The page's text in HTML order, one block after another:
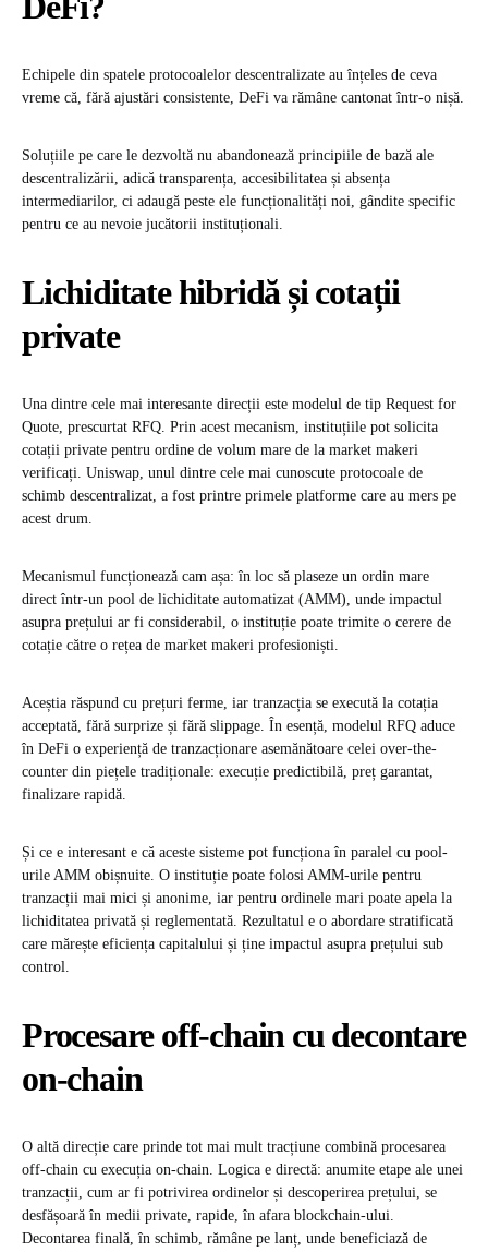
Echipele din spatele protocoalelor descentralizate au înțeles de ceva
vreme că, fără ajustări consistente, DeFi va rămâne cantonat într-o nișă.
Soluțiile pe care le dezvoltă nu abandonează principiile de bază ale
descentralizării, adică transparența, accesibilitatea și absența
intermediarilor, ci adaugă peste ele funcționalități noi, gândite specific
pentru ce au nevoie jucătorii instituționali.
Lichiditate hibridă și cotații
private
Una dintre cele mai interesante direcții este modelul de tip Request for
Quote, prescurtat RFQ. Prin acest mecanism, instituțiile pot solicita
cotații private pentru ordine de volum mare de la market makeri
verificați. Uniswap, unul dintre cele mai cunoscute protocoale de
schimb descentralizat, a fost printre primele platforme care au mers pe
acest drum.
Mecanismul funcționează cam așa: în loc să plaseze un ordin mare
direct într-un pool de lichiditate automatizat (AMM), unde impactul
asupra prețului ar fi considerabil, o instituție poate trimite o cerere de
cotație către o rețea de market makeri profesioniști.
Aceștia răspund cu prețuri ferme, iar tranzacția se execută la cotația
acceptată, fără surprize și fără slippage. În esență, modelul RFQ aduce
în DeFi o experiență de tranzacționare asemănătoare celei over-the-
counter din piețele tradiționale: execuție predictibilă, preț garantat,
finalizare rapidă.
Și ce e interesant e că aceste sisteme pot funcționa în paralel cu pool-
urile AMM obișnuite. O instituție poate folosi AMM-urile pentru
tranzacții mai mici și anonime, iar pentru ordinele mari poate apela la
lichiditatea privată și reglementată. Rezultatul e o abordare stratificată
care mărește eficiența capitalului și ține impactul asupra prețului sub
control.
Procesare off-chain cu decontare
on-chain
O altă direcție care prinde tot mai mult tracțiune combină procesarea
off-chain cu execuția on-chain. Logica e directă: anumite etape ale unei
tranzacții, cum ar fi potrivirea ordinelor și descoperirea prețului, se
desfășoară în medii private, rapide, în afara blockchain-ului.
Decontarea finală, în schimb, rămâne pe lanț, unde beneficiază de